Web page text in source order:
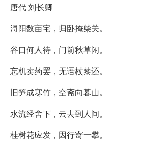
唐代 刘长卿
浔阳数亩宅，归卧掩柴关。
谷口何人待，门前秋草闲。
忘机卖药罢，无语杖藜还。
旧笋成寒竹，空斋向暮山。
水流经舍下，云去到人间。
桂树花应发，因行寄一攀。